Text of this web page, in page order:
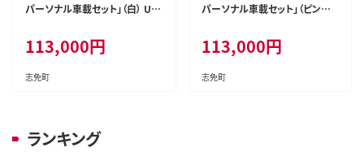
パーソナル車載セット」（白） UV
クト 卓上 除菌 ウイルス 対策 脱
臭 PM2.5 花粉 日本製 オフィス
デスク ハウスダスト 福岡 志免
113,000円
志免町
パーソナル車載セット」（ピンク）
ンパクト 卓上 除菌 ウイルス 対
策 脱臭 PM2.5 花粉 日本製 オフ
ィス デスク ハウスダスト 福岡 志
113,000円
志免町
ランキング